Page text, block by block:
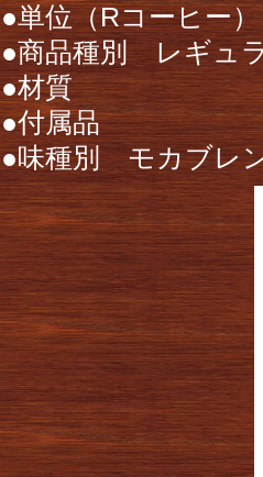
●単位（Rコーヒー
●商品種別 レギュ
●材質
●付属品
●味種別 モカブレ